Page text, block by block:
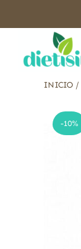
INICIO /
-10%